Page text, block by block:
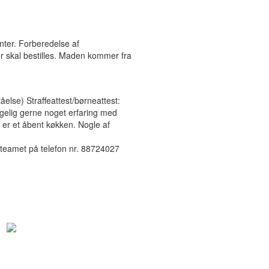
Forberedelse af
skal bestilles. Maden kommer fra
Straffeattest/børneattest:
gerne noget erfaring med
et åbent køkken. Nogle af
på telefon nr. 88724027